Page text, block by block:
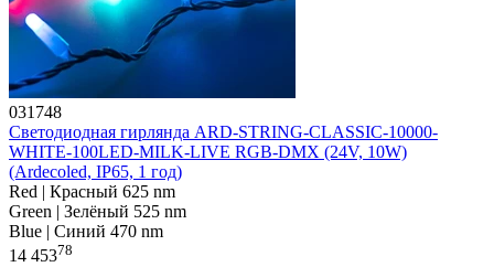
031748
Светодиодная гирлянда ARD-STRING-CLASSIC-10000-
WHITE-100LED-MILK-LIVE RGB-DMX (24V, 10W)
(Ardecoled, IP65, 1 год)
Red | Красный 625 nm
Green | Зелёный 525 nm
Blue | Синий 470 nm
14 45378